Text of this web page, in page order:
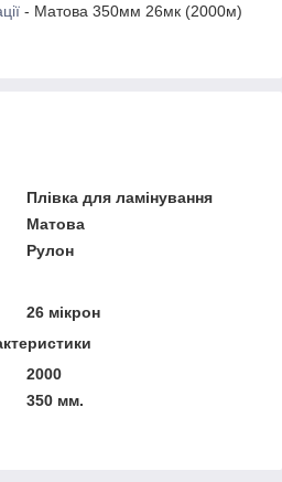
- Матова 350мм 26мк (2000м)
Плівка для ламінування
Матова
Рулон
26 мікрон
2000
350 мм.